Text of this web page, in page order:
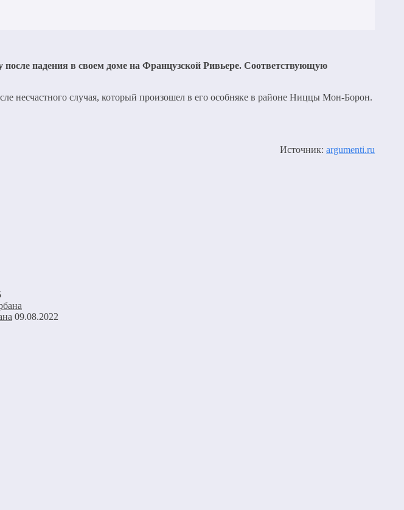
падения в своем доме на Французской Ривьере. Соответствующую
случая, который произошел в его особняке в районе Ниццы Мон-Борон.
Источник:argumenti.ru
09.08.2022